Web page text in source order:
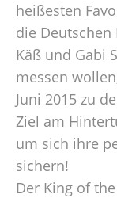
heißesten
die Deutschen
Käß und Gabi
messen
Juni 2015 zu
Ziel am
um sich ihre
sichern!
Der King of